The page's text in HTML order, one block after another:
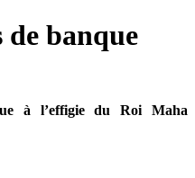
banque
à l’effigie du Roi Maha